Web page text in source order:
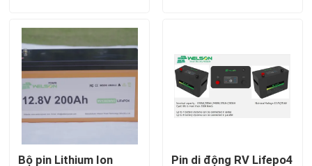
pin 12V lifepo4
Pin 48V Lifepo4
Pin RV Lifepo4
Tường năng lượng LiFePO4
Bộ pin Lithium Ion Pin di động RV Lifepo4